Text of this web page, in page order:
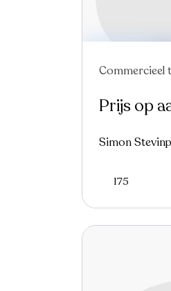
Nieuw
Commercieel
Prijs op
Simon
175